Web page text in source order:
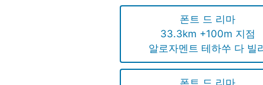
폰트 드 리마
33.3km +100m 지점
알로자멘트 테하쑤 다 빌